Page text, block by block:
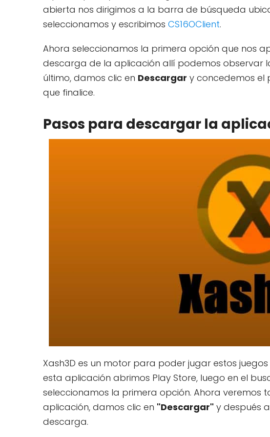
abierta nos dirigimos a la barra de búsqueda
seleccionamos y escribimos CS16OClient.
Ahora seleccionamos la primera opción que nos
descarga de la aplicación allí podemos observar
último, damos clic en Descargar y concedemos el
que finalice.
Pasos para descargar la
Xash3D es un motor para poder jugar estos
esta aplicación abrimos Play Store, luego en el
seleccionamos la primera opción. Ahora veremos
aplicación, damos clic en "Descargar" y después
descarga.